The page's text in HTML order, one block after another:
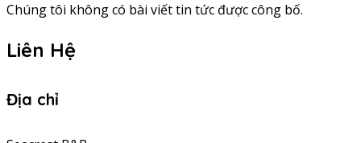
Chúng tôi không có bài viết tin tức được công bố.
Liên Hệ
Địa chỉ